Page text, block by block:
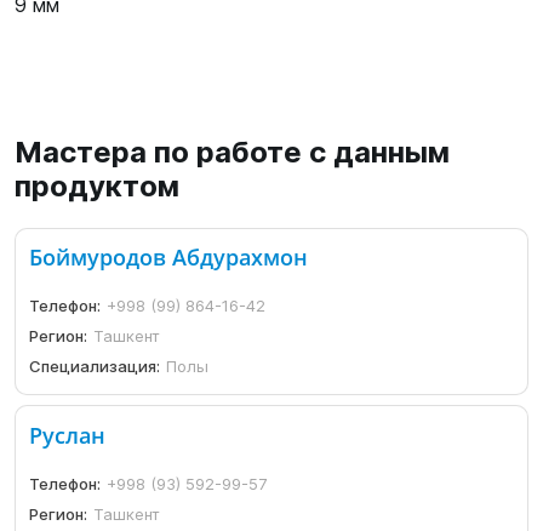
9 мм
Мастера по работе с данным
продуктом
Боймуродов Абдурахмон
Телефон: +998 (99) 864-16-42
Регион: Ташкент
Специализация: Полы
Руслан
Телефон: +998 (93) 592-99-57
Регион: Ташкент